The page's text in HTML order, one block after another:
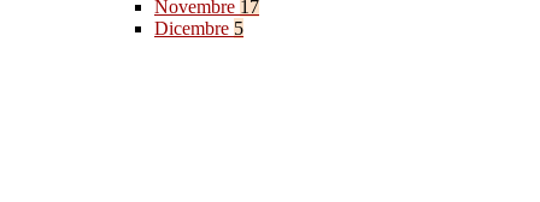
Novembre 17
Dicembre 5